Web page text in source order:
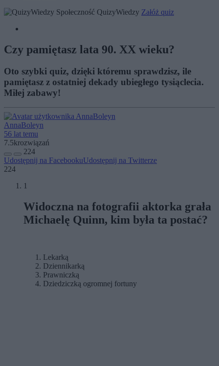
Społeczność QuizyWiedzy Załóż quiz
Czy pamiętasz lata 90. XX wieku?
Oto szybki quiz, dzięki któremu sprawdzisz, ile
pamiętasz z ostatniej dekady ubiegłego tysiąclecia.
Miłej zabawy!
AnnaBoleyn
56 lat temu
7.5krozwiązań
224
Udostępnij na FacebookuUdostępnij na Twitterze
224
1
Widoczna na fotografii aktorka grała
Michaelę Quinn, kim była ta postać?
Lekarką
Dziennikarką
Prawniczką
Dziedziczką ogromnej fortuny